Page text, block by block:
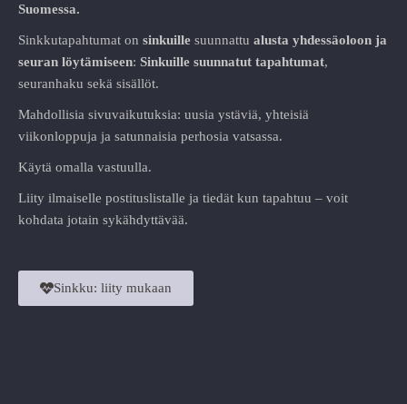
Suomessa.
Sinkkutapahtumat on sinkuille suunnattu alusta yhdessäoloon ja
seuran löytämiseen: Sinkuille suunnatut tapahtumat,
seuranhaku sekä sisällöt.
Mahdollisia sivuvaikutuksia: uusia ystäviä, yhteisiä
viikonloppuja ja satunnaisia perhosia vatsassa.
Käytä omalla vastuulla.
Liity ilmaiselle postituslistalle ja tiedät kun tapahtuu – voit
kohdata jotain sykähdyttävää.
Sinkku: liity mukaan